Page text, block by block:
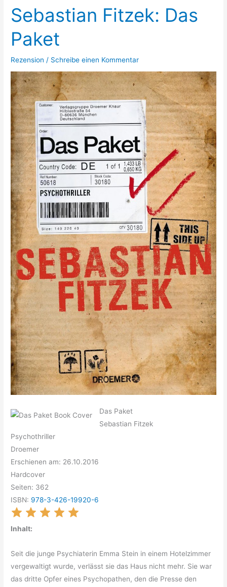
Kind,
das
tötet
Sebastian Fitzek: Das
Paket
Rezension / Schreibe einen Kommentar
Das Paket
Sebastian Fitzek
Psychothriller
Droemer
Erschienen am: 26.10.2016
Hardcover
Seiten: 362
ISBN: 978-3-426-19920-6
Inhalt:
Seit die junge Psychiaterin Emma Stein in einem Hotelzimmer
vergewaltigt wurde, verlässt sie das Haus nicht mehr. Sie war
das dritte Opfer eines Psychopathen, den die Presse den